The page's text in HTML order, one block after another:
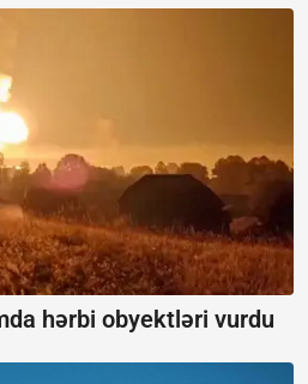
hərbi obyektləri vurdu